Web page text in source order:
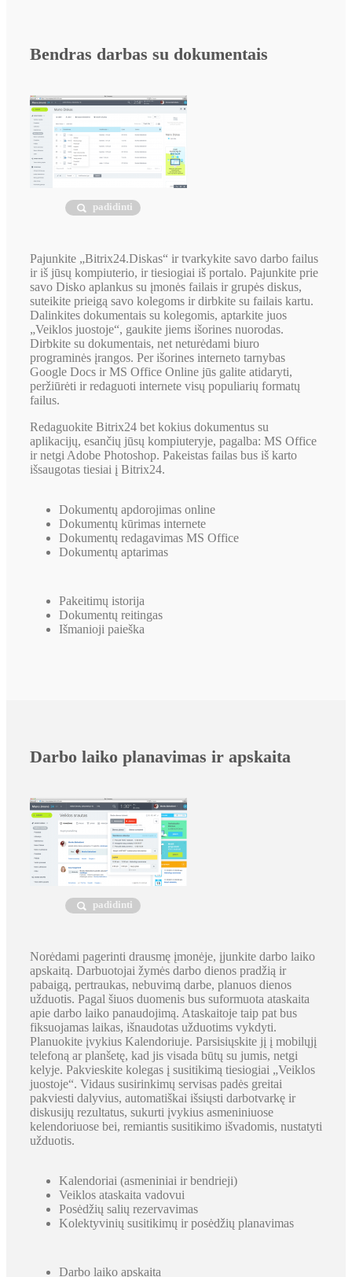
Bendras darbas su dokumentais
padidinti
Pajunkite „Bitrix24.Diskas“ ir tvarkykite savo darbo failus
ir iš jūsų kompiuterio, ir tiesiogiai iš portalo. Pajunkite prie
savo Disko aplankus su įmonės failais ir grupės diskus,
suteikite prieigą savo kolegoms ir dirbkite su failais kartu.
Dalinkites dokumentais su kolegomis, aptarkite juos
„Veiklos juostoje“, gaukite jiems išorines nuorodas.
Dirbkite su dokumentais, net neturėdami biuro
programinės įrangos. Per išorines interneto tarnybas
Google Docs ir MS Office Online jūs galite atidaryti,
peržiūrėti ir redaguoti internete visų populiarių formatų
failus.
Redaguokite Bitrix24 bet kokius dokumentus su
aplikacijų, esančių jūsų kompiuteryje, pagalba: MS Office
ir netgi Adobe Photoshop. Pakeistas failas bus iš karto
išsaugotas tiesiai į Bitrix24.
Dokumentų apdorojimas online
Dokumentų kūrimas internete
Dokumentų redagavimas MS Office
Dokumentų aptarimas
Pakeitimų istorija
Dokumentų reitingas
Išmanioji paieška
Darbo laiko planavimas ir apskaita
padidinti
Norėdami pagerinti drausmę įmonėje, įjunkite darbo laiko
apskaitą. Darbuotojai žymės darbo dienos pradžią ir
pabaigą, pertraukas, nebuvimą darbe, planuos dienos
užduotis. Pagal šiuos duomenis bus suformuota ataskaita
apie darbo laiko panaudojimą. Ataskaitoje taip pat bus
fiksuojamas laikas, išnaudotas užduotims vykdyti.
Planuokite įvykius Kalendoriuje. Parsisiųskite jį į mobilųjį
telefoną ar planšetę, kad jis visada būtų su jumis, netgi
kelyje. Pakvieskite kolegas į susitikimą tiesiogiai „Veiklos
juostoje“. Vidaus susirinkimų servisas padės greitai
pakviesti dalyvius, automatiškai išsiųsti darbotvarkę ir
diskusijų rezultatus, sukurti įvykius asmeniniuose
kelendoriuose bei, remiantis susitikimo išvadomis, nustatyti
užduotis.
Kalendoriai (asmeniniai ir bendrieji)
Veiklos ataskaita vadovui
Posėdžių salių rezervavimas
Kolektyvinių susitikimų ir posėdžių planavimas
Darbo laiko apskaita